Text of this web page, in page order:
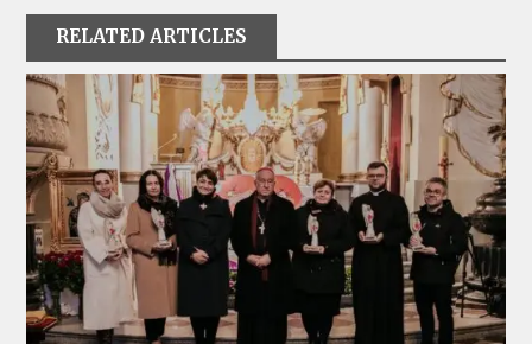
RELATED ARTICLES